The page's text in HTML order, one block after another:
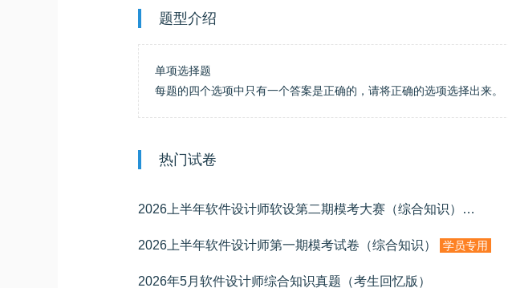
题型介绍
单项选择题
每题的四个选项中只有一个答案是正确的，请将正确的选项选择出来。
热门试卷
2026上半年软件设计师软设第二期模考大赛（综合知识）学员专用
2026上半年软件设计师第一期模考试卷（综合知识） 学员专用
2026年5月软件设计师综合知识真题（考生回忆版）